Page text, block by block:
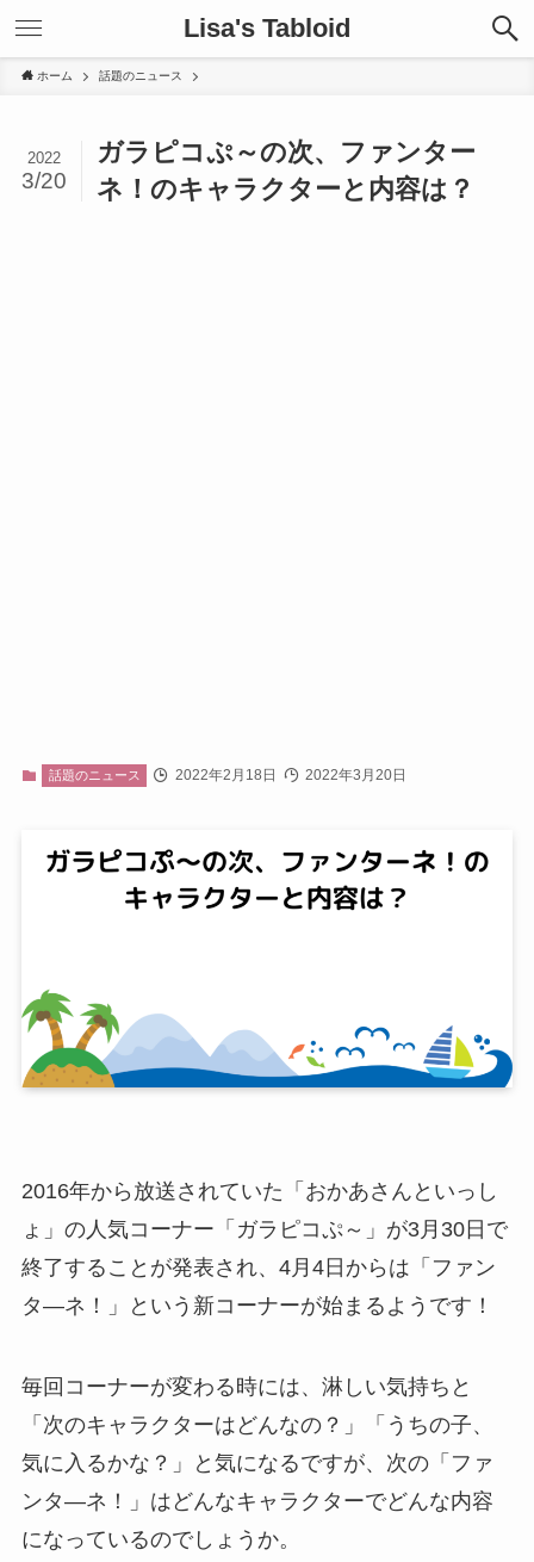
Lisa's Tabloid
ホーム 話題のニュース
ガラピコぷ～の次、ファンター
ネ！のキャラクターと内容は？
2022
3/20
話題のニュース 2022年2月18日 2022年3月20日
2016年から放送されていた「おかあさんといっし
ょ」の人気コーナー「ガラピコぷ～」が3月30日で
終了することが発表され、4月4日からは「ファン
タ―ネ！」という新コーナーが始まるようです！
毎回コーナーが変わる時には、淋しい気持ちと
「次のキャラクターはどんなの？」「うちの子、
気に入るかな？」と気になるですが、次の「ファ
ンタ―ネ！」はどんなキャラクターでどんな内容
になっているのでしょうか。